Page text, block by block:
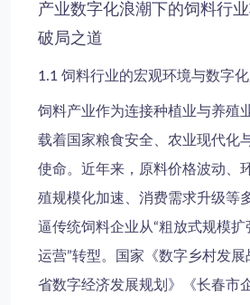
产业数字化浪潮下的饲料行
破局之道
1.1 饲料行业的宏观环境与数字
饲料产业作为连接种植业与养殖
载着国家粮食安全、农业现代化
使命。近年来，原料价格波动、
殖规模化加速、消费需求升级等
逼传统饲料企业从“粗放式规模扩
运营”转型。国家《数字乡村发
省数字经济发展规划》《长春市